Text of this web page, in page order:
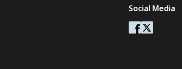
Social Media